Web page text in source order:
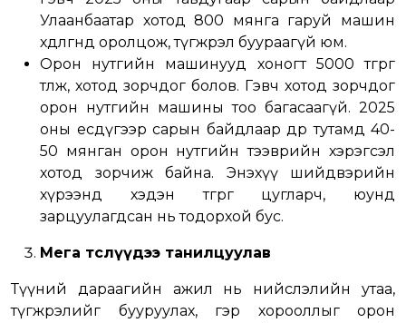
Улаанбаатар хотод 800 мянга гаруй машин
хөдөлгөөнд оролцож, түгжрэл буураагүй юм.
Орон нутгийн машинууд хоногт 5000 төгрөг
төлж, хотод зорчдог болов. Гэвч хотод зорчдог
орон нутгийн машины тоо багасаагүй. 2025
оны есдүгээр сарын байдлаар өдөр тутамд 40-
50 мянган орон нутгийн тээврийн хэрэгсэл
хотод зорчиж байна. Энэхүү шийдвэрийн
хүрээнд хэдэн төгрөг цугларч, юунд
зарцуулагдсан нь тодорхой бус.
Мега төслүүдээ танилцуулав
Түүний дараагийн ажил нь нийслэлийн утаа,
түгжрэлийг бууруулах, гэр хорооллыг орон